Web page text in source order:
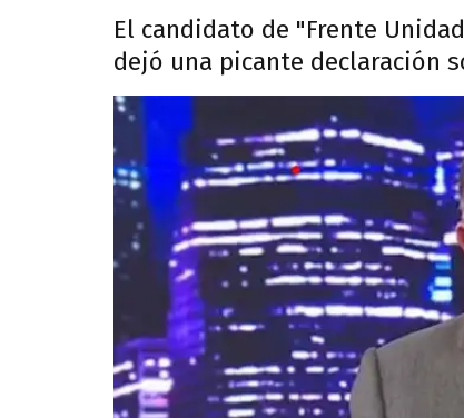
El candidato de "Frente
dejó una picante declaración